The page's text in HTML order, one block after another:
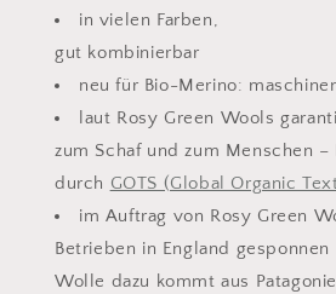
in vielen Farben,
gut kombinierbar
neu für Bio-Merino:
laut Rosy Green Wools
zum Schaf und zum Menschen
durch GOTS (Global Organic
im Auftrag von Rosy Green
Betrieben in England
Wolle dazu kommt aus